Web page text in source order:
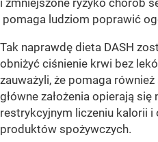
i zmniejszone ryzyko chorób
pomaga ludziom poprawić
Tak naprawdę dieta DASH
obniżyć ciśnienie krwi bez
zauważyli, że pomaga
główne założenia opierają
restrykcyjnym liczeniu kalorii
produktów spożywczych.